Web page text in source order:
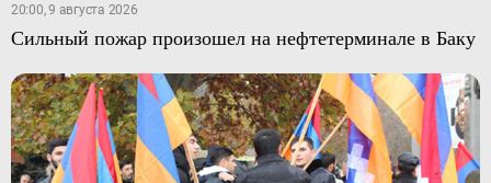
20:00, 9 августа 2026
Сильный пожар произошел на нефтетерминале в Баку